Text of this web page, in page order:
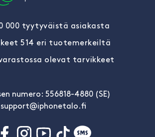
000 tyytyväistä asiakasta
514 eri tuotemerkeiltä
varastossa olevat tarvikkeet
numero: 556818-4880 (SE)
support@iphonetalo.fi